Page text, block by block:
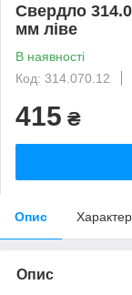
Свердло
мм ліве
В наявності
Код: 314.070.12
415 ₴
Опис
Опис